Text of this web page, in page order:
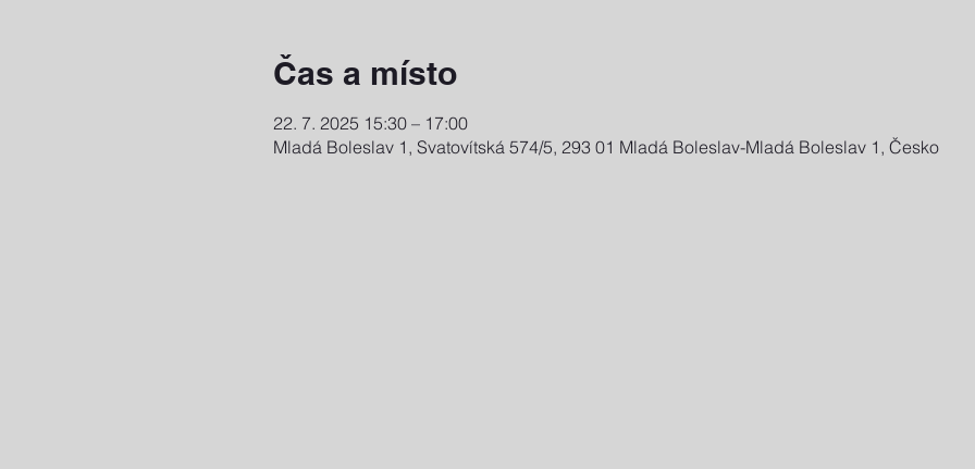
Čas a místo
22. 7. 2025 15:30 – 17:00
Mladá Boleslav 1, Svatovítská 574/5, 293 01 Mladá Boleslav-Mladá Boleslav 1, Česko